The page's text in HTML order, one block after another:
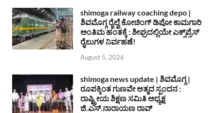
shimoga railway coaching depo |
ಶಿವಮೊಗ್ಗ ರೈಲ್ವೆ ಕೋಚಿಂಗ್ ಡಿಪೋ ಕಾಮಗಾರಿ
ಅಂತಿಮ ಹಂತಕ್ಕೆ : ಶೀಘ್ರದಲ್ಲಿಯೇ ಎಕ್ಸ್‌ಪ್ರೆಸ್
ರೈಲುಗಳ ನಿರ್ವಹಣೆ!
August 5, 2026
shimoga news update | ಶಿವಮೊಗ್ಗ |
ರೂಪಕ್ಕಿಂತ ಗುಣವೇ ಆತ್ಮದ ಸ್ಪಂದನ :
ರಾಷ್ಟ್ರೀಯ ಶಿಕ್ಷಣ ಸಮಿತಿ ಅಧ್ಯಕ್ಷ
ಜಿ.ಎಸ್.ನಾರಾಯಣ ರಾವ್